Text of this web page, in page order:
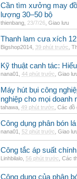
Cần tìm xưởng may
lượng 30–50 bộ
thienbang 23/7/26 Giao lưu
Thanh lam cưa xích
Bigshop2014 39 phút trước
Kỹ thuật canh tác:
nana01 44 phút trước Giao
Máy hút bụi công
nghiệp cho mọi doanh
tahawa 49 phút trước Các đồ
Công dụng phân bón
nana01 52 phút trước Giao
Công tắc áp suất
Linhbilalo 56 phút trước Các
Công dụng của phân